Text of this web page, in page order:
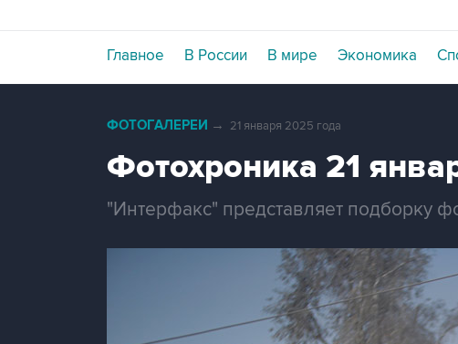
Главное В России В мире Экономика
ФОТОГАЛЕРЕИ → 21 января 2025 года
Фотохроника 21
"Интерфакс" представляет подборку